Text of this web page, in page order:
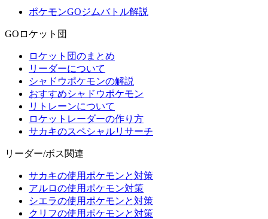
ポケモンGOジムバトル解説
GOロケット団
ロケット団のまとめ
リーダーについて
シャドウポケモンの解説
おすすめシャドウポケモン
リトレーンについて
ロケットレーダーの作り方
サカキのスペシャルリサーチ
リーダー/ボス関連
サカキの使用ポケモンと対策
アルロの使用ポケモン対策
シエラの使用ポケモンと対策
クリフの使用ポケモンと対策